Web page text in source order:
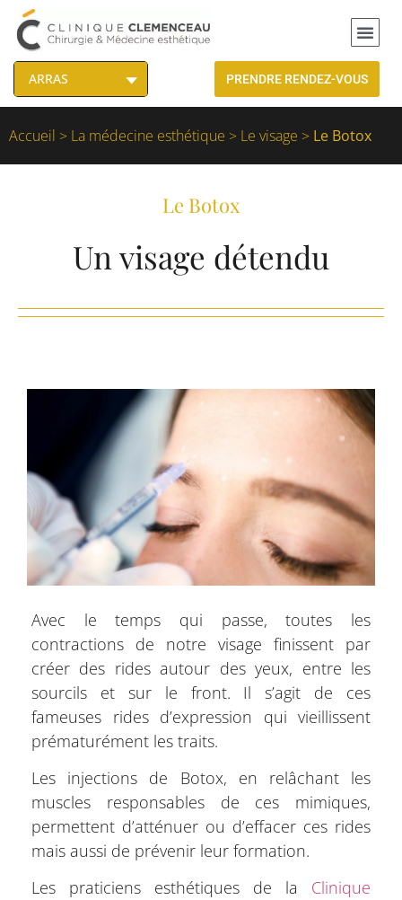
PRENDRE RENDEZ-VOUS
Accueil > La médecine esthétique > Le visage > Le Botox
Le Botox
Un visage détendu
Avec le temps qui passe, toutes les
contractions de notre visage finissent par
créer des rides autour des yeux, entre les
sourcils et sur le front. Il s’agit de ces
fameuses rides d’expression qui vieillissent
prématurément les traits.
Les injections de Botox, en relâchant les
muscles responsables de ces mimiques,
permettent d’atténuer ou d’effacer ces rides
mais aussi de prévenir leur formation.
Les praticiens esthétiques de la Clinique